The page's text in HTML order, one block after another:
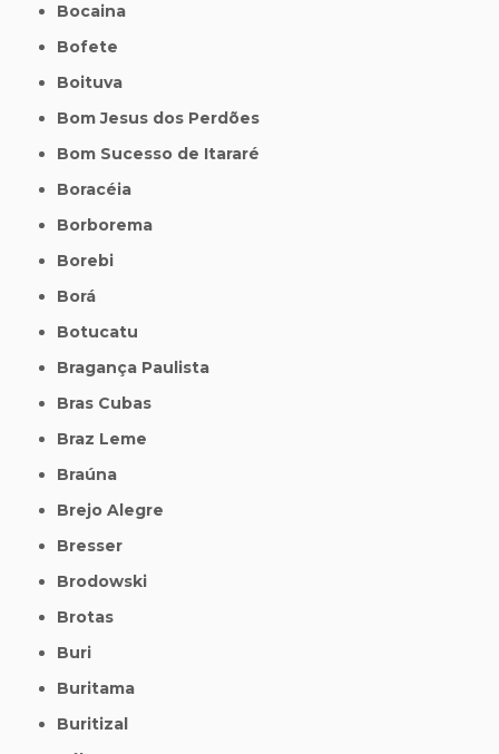
Bocaina
Bofete
Boituva
Bom Jesus dos Perdões
Bom Sucesso de Itararé
Boracéia
Borborema
Borebi
Borá
Botucatu
Bragança Paulista
Bras Cubas
Braz Leme
Braúna
Brejo Alegre
Bresser
Brodowski
Brotas
Buri
Buritama
Buritizal